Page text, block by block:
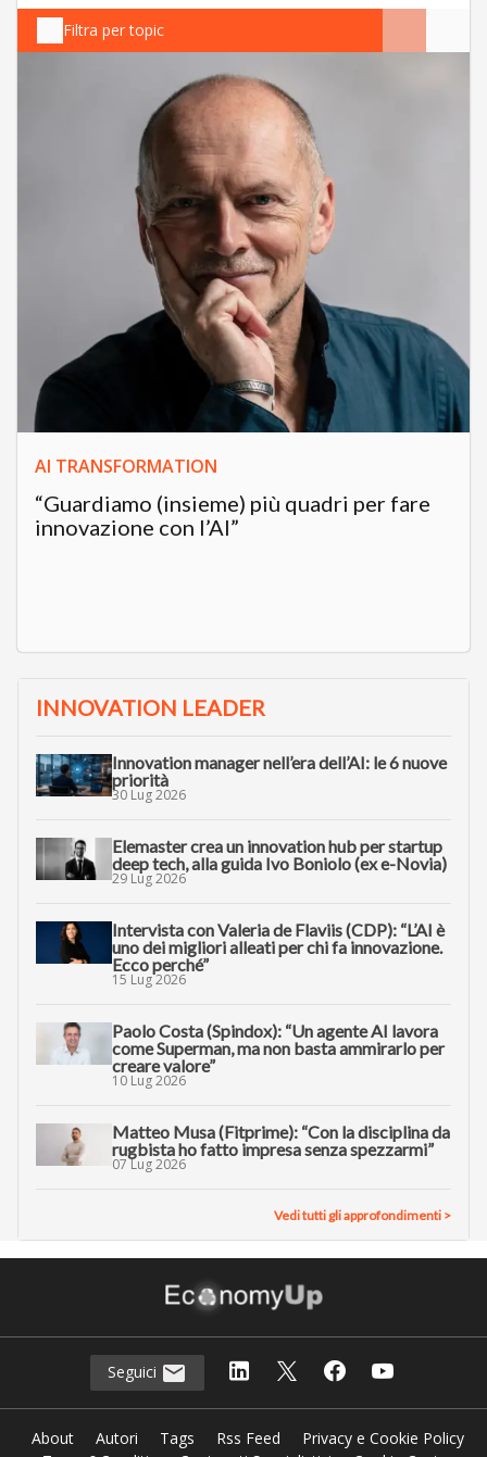
Filtra per topic
AI TRANSFORMATION
“Guardiamo (insieme) più quadri per fare
innovazione con l’AI”
INNOVATION LEADER
Innovation manager nell’era dell’AI: le 6 nuove
priorità
30 Lug 2026
Elemaster crea un innovation hub per startup
deep tech, alla guida Ivo Boniolo (ex e-Novia)
29 Lug 2026
Intervista con Valeria de Flaviis (CDP): “L’AI è
uno dei migliori alleati per chi fa innovazione.
Ecco perché”
15 Lug 2026
Paolo Costa (Spindox): “Un agente AI lavora
come Superman, ma non basta ammirarlo per
creare valore”
10 Lug 2026
Matteo Musa (Fitprime): “Con la disciplina da
rugbista ho fatto impresa senza spezzarmi”
07 Lug 2026
Vedi tutti gli approfondimenti >
Seguici
About Autori Tags Rss Feed
Privacy e Cookie Policy